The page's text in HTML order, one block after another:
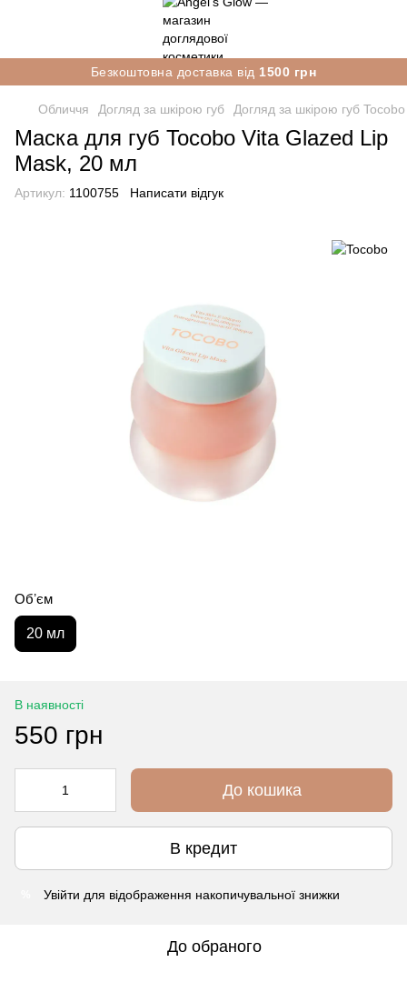
Безкоштовна доставка від 1500 грн
Обличчя Догляд за шкірою губ Догляд за шкірою губ Tocobo
Маска для губ Tocobo Vita Glazed Lip
Mask, 20 мл
Артикул: 1100755 Написати відгук
Обʼєм
20 мл
В наявності
550 грн
До кошика
В кредит
Увійти для відображення накопичувальної знижки
До обраного